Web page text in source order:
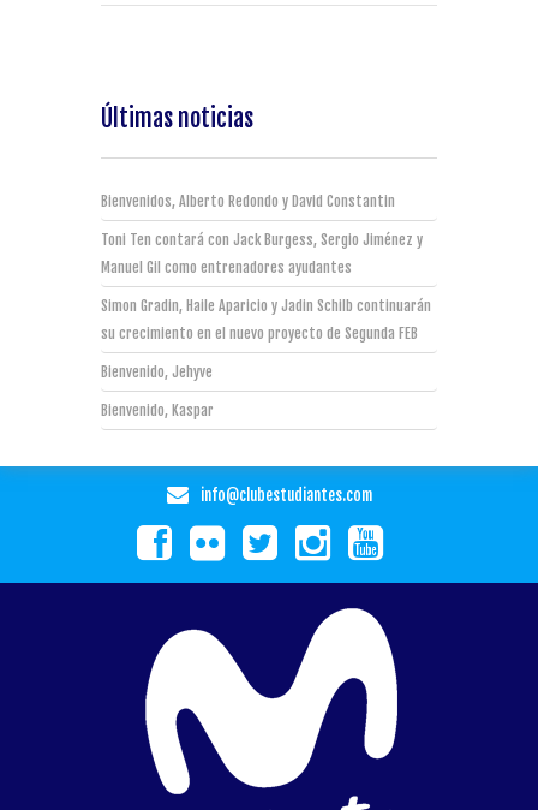
Últimas noticias
Bienvenidos, Alberto Redondo y David Constantin
Toni Ten contará con Jack Burgess, Sergio Jiménez y
Manuel Gil como entrenadores ayudantes
Simon Gradin, Haile Aparicio y Jadin Schilb continuarán
su crecimiento en el nuevo proyecto de Segunda FEB
Bienvenido, Jehyve
Bienvenido, Kaspar
info@clubestudiantes.com